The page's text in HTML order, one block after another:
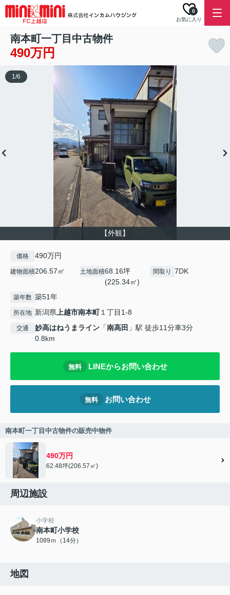
お気に入り
0
南本町一丁目中古物件
490万円
【外観】
1/6
価格 490万円
建物面積206.57㎡ 土地面積68.16坪
(225.34㎡)
間取り 7DK
築年数 築51年
所在地 新潟県上越市南本町１丁目1-8
交通 妙高はねうまライン 「南高田 」駅 徒歩11分車3分
0.8km
無料 LINEからお問い合わせ
無料 お問い合わせ
南本町一丁目中古物件の販売中物件
490万円
62.48坪(206.57㎡)
周辺施設
小学校
南本町小学校
1089ｍ（14分）
地図